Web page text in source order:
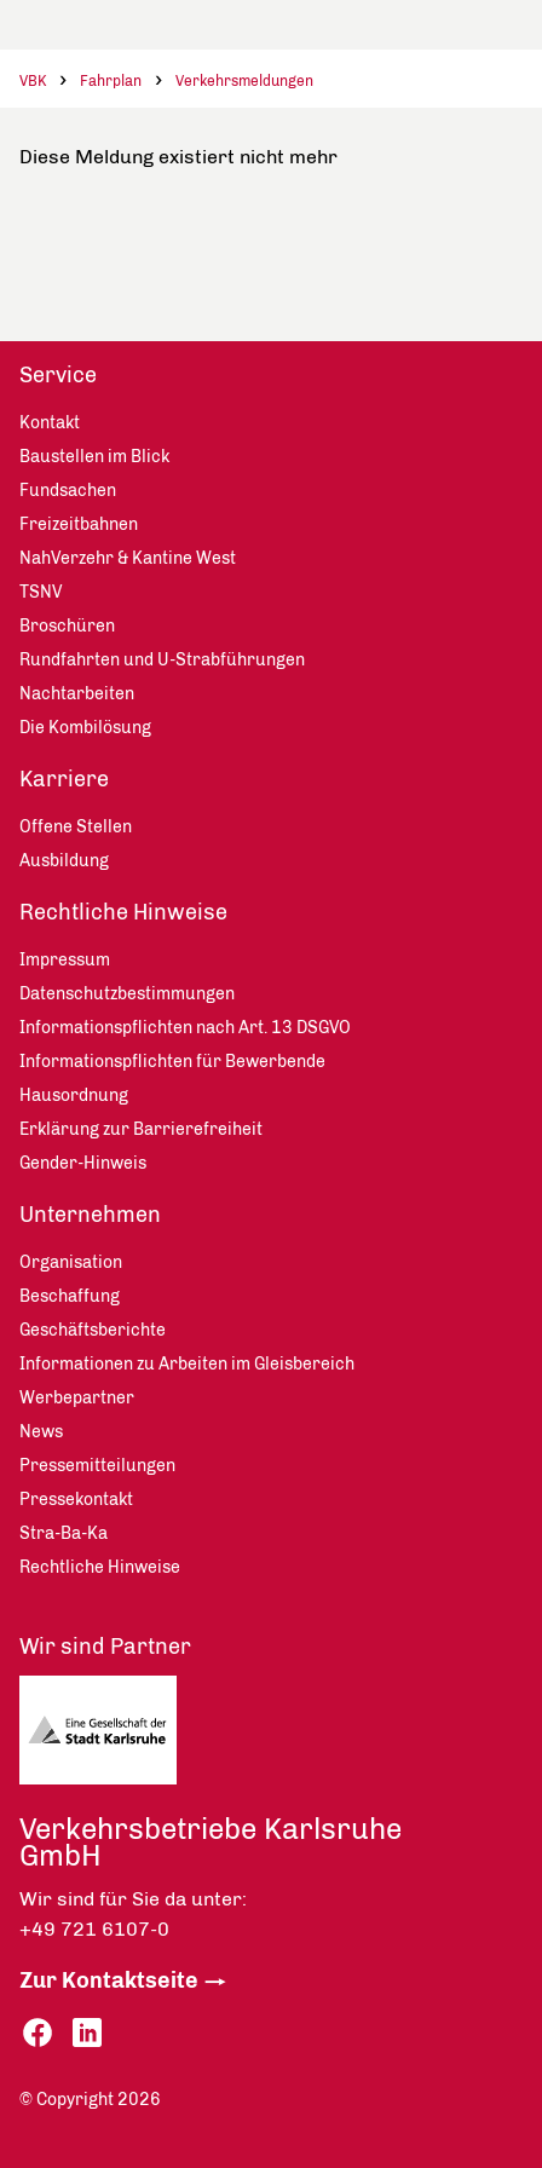
VBK Fahrplan Verkehrsmeldungen
Diese Meldung existiert nicht mehr
Service
Kontakt
Baustellen im Blick
Fundsachen
Freizeitbahnen
NahVerzehr & Kantine West
TSNV
Broschüren
Rundfahrten und U-Strabführungen
Nachtarbeiten
Die Kombilösung
Karriere
Offene Stellen
Ausbildung
Rechtliche Hinweise
Impressum
Datenschutzbestimmungen
Informationspflichten nach Art. 13 DSGVO
Informationspflichten für Bewerbende
Hausordnung
Erklärung zur Barrierefreiheit
Gender-Hinweis
Unternehmen
Organisation
Beschaffung
Geschäftsberichte
Informationen zu Arbeiten im Gleisbereich
Werbepartner
News
Pressemitteilungen
Pressekontakt
Stra-Ba-Ka
Rechtliche Hinweise
Wir sind Partner
Verkehrsbetriebe Karlsruhe
GmbH
Wir sind für Sie da unter:
+49 721 6107-0
Zur Kontaktseite
© Copyright 2026